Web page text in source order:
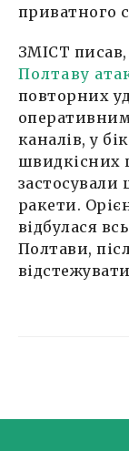
приватного
ЗМІСТ
Полтаву
повторних
каналів, у
швидкісних
застосували
ракети.
відбулася
Полтави,